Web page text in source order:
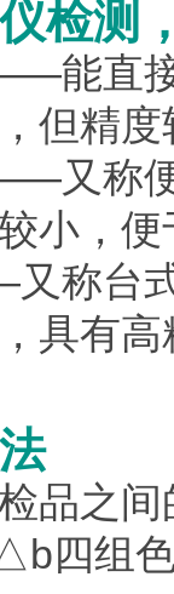
检测
能直接
但精
又称便
小，
称台
具有
品之
四组色